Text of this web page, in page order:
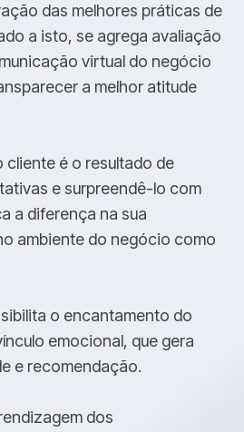
das melhores práticas de
a isto, se agrega avaliação
virtual do negócio
a melhor atitude
cliente é o resultado de
e surpreendê-lo com
a diferença na sua
ambiente do negócio como
o encantamento do
emocional, que gera
e recomendação.
dos